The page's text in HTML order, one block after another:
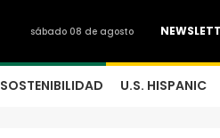
sábado 08 de agosto
SOSTENIBILIDAD U.S. HISPANIC